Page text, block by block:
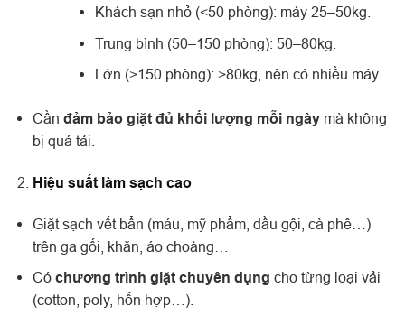
Khách sạn nhỏ (<50 phòng): máy 25–50kg.
Trung bình (50–150 phòng): 50–80kg.
Lớn (>150 phòng): >80kg, nên có nhiều máy.
Cần đảm bảo giặt đủ khối lượng mỗi ngàymà không
bị quá tải.
Hiệu suất làm sạch cao
Giặt sạch vết bẩn (máu, mỹ phẩm, dầu gội, cà phê…)
trên ga gối, khăn, áo choàng…
Có chương trình giặt chuyên dụng cho từng loại vải
(cotton, poly, hỗn hợp…).